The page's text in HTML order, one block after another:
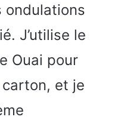
ondulations
J’utilise le
Ouai pour
et je